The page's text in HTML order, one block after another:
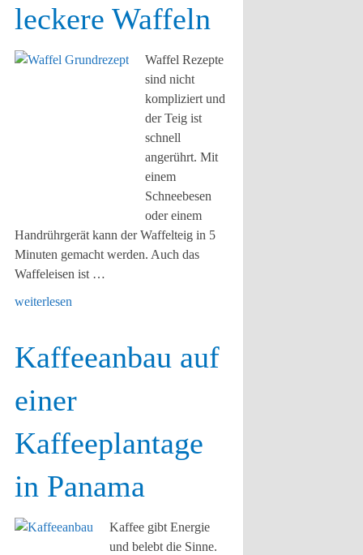
leckere Waffeln
Waffel Rezepte
sind nicht
kompliziert und
der Teig ist
schnell
angerührt. Mit
einem
Schneebesen
oder einem
Handrührgerät kann der Waffelteig in 5
Minuten gemacht werden. Auch das
Waffeleisen ist …
weiterlesen
Kaffeeanbau auf
einer
Kaffeeplantage
in Panama
Kaffee gibt Energie
und belebt die Sinne.